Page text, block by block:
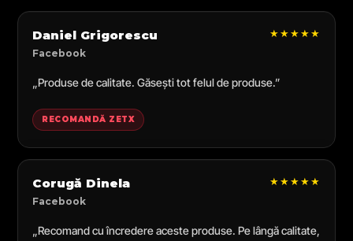
Daniel Grigorescu
Facebook
★★★★★
„Produse de calitate. Găsești tot felul de produse.”
RECOMANDĂ ZETX
Corugă Dinela
Facebook
★★★★★
„Recomand cu încredere aceste produse. Pe lângă calitate,